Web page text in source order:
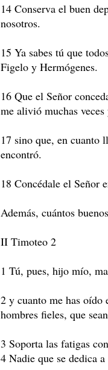
14 Conserva el buen
nosotros.
15 Ya sabes tú que
Figelo y Hermógenes.
16 Que el Señor
me alivió muchas veces
17 sino que, en cuanto
encontró.
18 Concédale el Señor
Además, cuántos
II Timoteo 2
1 Tú, pues, hijo mío,
2 y cuanto me has oído
hombres fieles, que
3 Soporta las fatigas
4 Nadie que se dedica